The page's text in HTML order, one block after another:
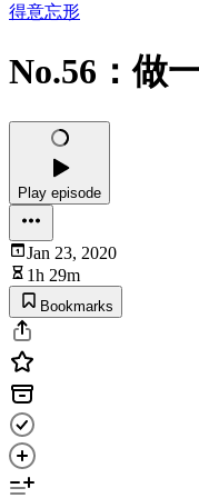
得意忘形
No.56：做
Play episode
Jan 23, 2020
1h 29m
Bookmarks